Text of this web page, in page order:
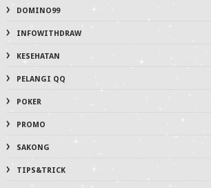
DOMINO99
INFOWITHDRAW
KESEHATAN
PELANGI QQ
POKER
PROMO
SAKONG
TIPS&TRICK